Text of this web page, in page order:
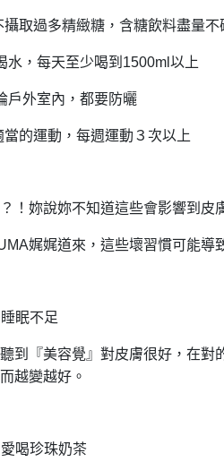
攝取過多精緻糖，含糖飲料盡量不
水，每天至少喝到1500ml以上
戶外室內，都要防曬
當的運動，每週運動３次以上
！妳說妳不知道這些會影響到皮
娓娓道來，這些壞習慣可能導
睡眠不足
到『美容覺』對皮膚很好，在對
越變越好。
愛喝珍珠奶茶